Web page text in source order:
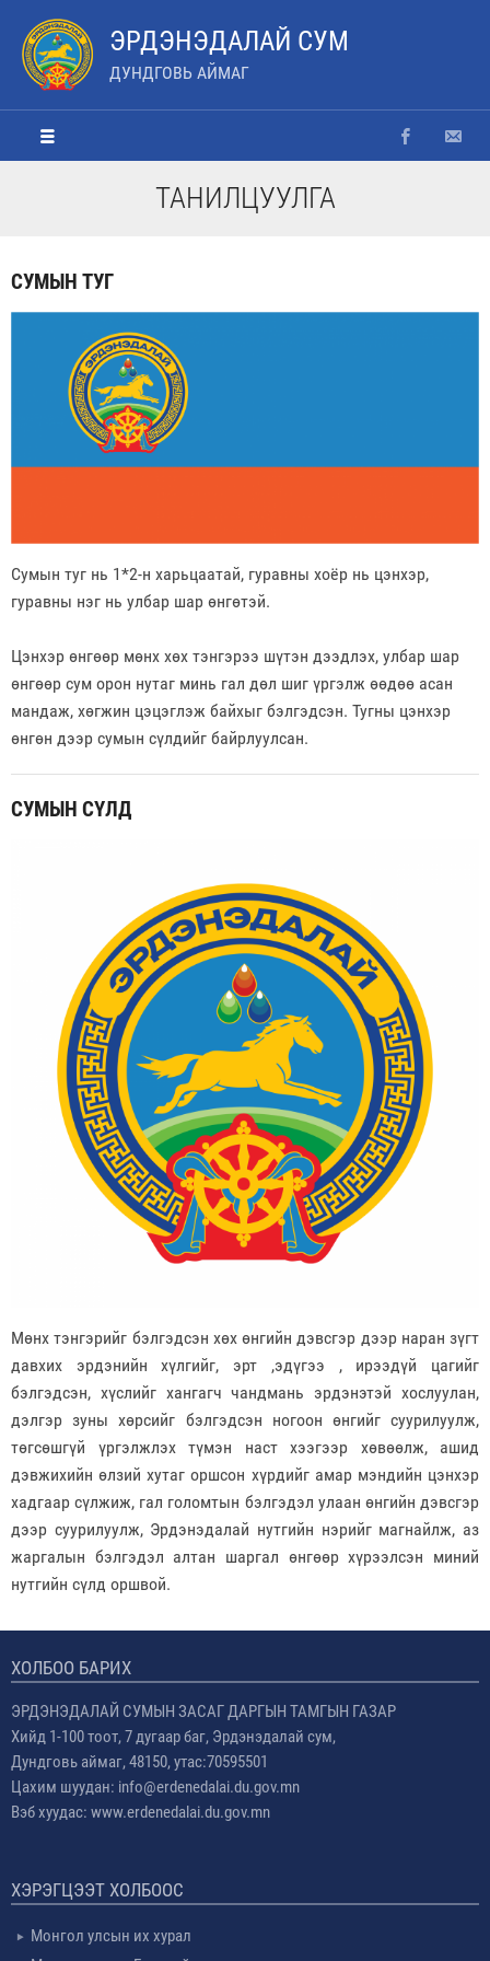
ЭРДЭНЭДАЛАЙ СУМ
ДУНДГОВЬ АЙМАГ
ТАНИЛЦУУЛГА
СУМЫН ТУГ
Сумын туг нь 1*2-н харьцаатай, гуравны хоёр нь цэнхэр,
гуравны нэг нь улбар шар өнгөтэй.
Цэнхэр өнгөөр мөнх хөх тэнгэрээ шүтэн дээдлэх, улбар шар
өнгөөр сум орон нутаг минь гал дөл шиг үргэлж өөдөө асан
мандаж, хөгжин цэцэглэж байхыг бэлгэдсэн. Тугны цэнхэр
өнгөн дээр сумын сүлдийг байрлуулсан.
СУМЫН СҮЛД
Мөнх тэнгэрийг бэлгэдсэн хөх өнгийн дэвсгэр дээр наран зүгт
давхих эрдэнийн хүлгийг, эрт ,эдүгээ , ирээдүй цагийг
бэлгэдсэн, хүслийг хангагч чандмань эрдэнэтэй хослуулан,
дэлгэр зуны хөрсийг бэлгэдсэн ногоон өнгийг суурилуулж,
төгсөшгүй үргэлжлэх түмэн наст хээгээр хөвөөлж, ашид
дэвжихийн өлзий хутаг оршсон хүрдийг амар мэндийн цэнхэр
хадгаар сүлжиж, гал голомтын бэлгэдэл улаан өнгийн дэвсгэр
дээр суурилуулж, Эрдэнэдалай нутгийн нэрийг магнайлж, аз
жаргалын бэлгэдэл алтан шаргал өнгөөр хүрээлсэн миний
нутгийн сүлд оршвой.
ХОЛБОО БАРИХ
ЭРДЭНЭДАЛАЙ СУМЫН ЗАСАГ ДАРГЫН ТАМГЫН ГАЗАР
Хийд 1-100 тоот, 7 дугаар баг, Эрдэнэдалай сум,
Дундговь аймаг, 48150, утас:70595501
Цахим шуудан: info@erdenedalai.du.gov.mn
Вэб хуудас: www.erdenedalai.du.gov.mn
ХЭРЭГЦЭЭТ ХОЛБООС
Монгол улсын их хурал